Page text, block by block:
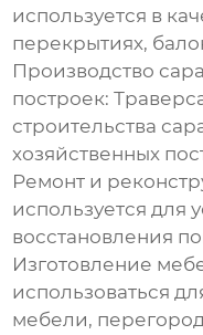
используется в
перекрытиях,
Производство
построек:
строительства
хозяйственных
Ремонт и
используется для
восстановления
Изготовление
использоваться
мебели,